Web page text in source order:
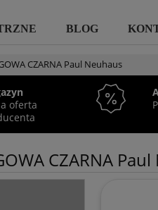
BLOG
CZARNA Paul Neuhaus
oferta
CZARNA